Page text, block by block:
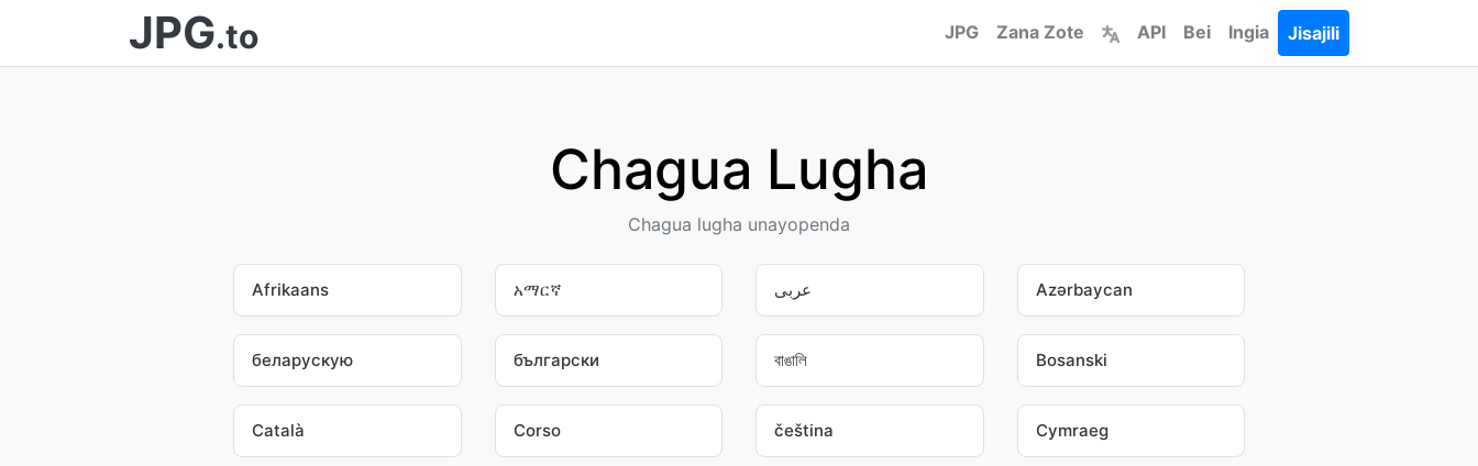
JPG.to JPG Zana Zote API Bei Ingia Jisajili
Chagua Lugha
Chagua lugha unayopenda
Afrikaans አማርኛ عربى Azərbaycan
беларускую български বাঙালি Bosanski
Català Corso čeština Cymraeg